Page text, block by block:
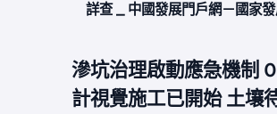
詳查 _ 中國發展門戶網－國家
滲坑治理啟動應急機制
計視覺施工已開始 土壤